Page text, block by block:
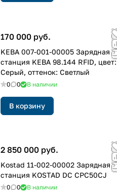
170 000 руб.
KEBA 007-001-00005 Зарядная
станция KEBA 98.144 RFID, цвет:
Серый, оттенок: Светлый
0 0 В наличии
В корзину
2 850 000 руб.
Kostad 11-002-00002 Зарядная
станция KOSTAD DC CPC50CJ
0 0 В наличии